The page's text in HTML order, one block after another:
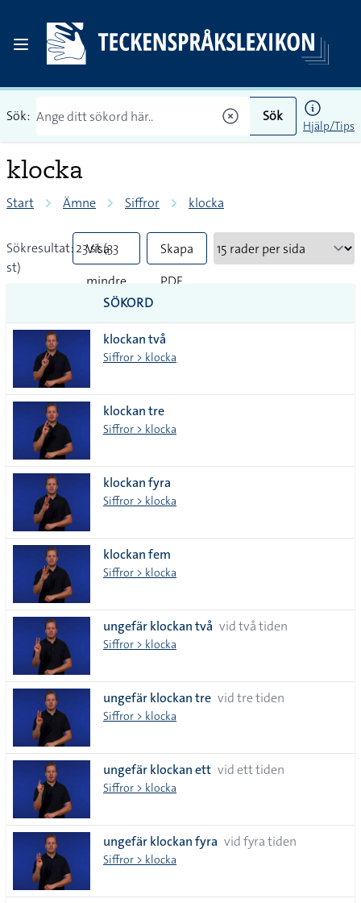
Sök: Sök
Hjälp/Tips
klocka
Start Ämne Siffror klocka
Sökresultat: 23 st (33
st)
Visa
mindre
tecken
Skapa
PDF
SÖKORD
klockan två
Siffror > klocka
klockan tre
Siffror > klocka
klockan fyra
Siffror > klocka
klockan fem
Siffror > klocka
ungefär klockan två vid två tiden
Siffror > klocka
ungefär klockan tre vid tre tiden
Siffror > klocka
ungefär klockan ett vid ett tiden
Siffror > klocka
ungefär klockan fyra vid fyra tiden
Siffror > klocka